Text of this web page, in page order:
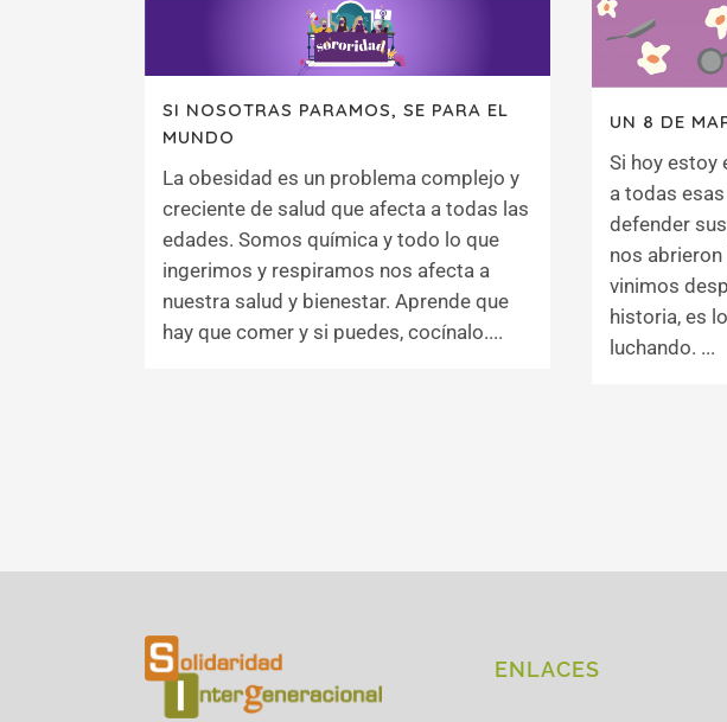
SI NOSOTRAS PARAMOS, SE PARA EL
MUNDO
La obesidad es un problema complejo y
creciente de salud que afecta a todas las
edades. Somos química y todo lo que
ingerimos y respiramos nos afecta a
nuestra salud y bienestar. Aprende que
hay que comer y si puedes, cocínalo....
UN 8 DE
Si hoy estoy
a todas
defender
nos
vinimos
historia, es
luchando. ...
ENLACES